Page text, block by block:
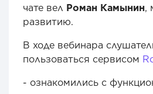
чате вел Роман Камынин,
развитию.
В ходе вебинара
пользоваться сервисом
- ознакомились с